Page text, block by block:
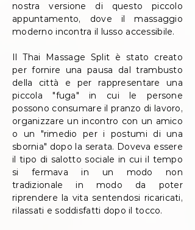
nostra versione di questo piccolo
appuntamento, dove il massaggio
moderno incontra il lusso accessibile.
Il Thai Massage Split è stato creato
per fornire una pausa dal trambusto
della città e per rappresentare una
piccola "fuga" in cui le persone
possono consumare il pranzo di lavoro,
organizzare un incontro con un amico
o un "rimedio per i postumi di una
sbornia" dopo la serata. Doveva essere
il tipo di salotto sociale in cui il tempo
si fermava in un modo non
tradizionale in modo da poter
riprendere la vita sentendosi ricaricati,
rilassati e soddisfatti dopo il tocco.